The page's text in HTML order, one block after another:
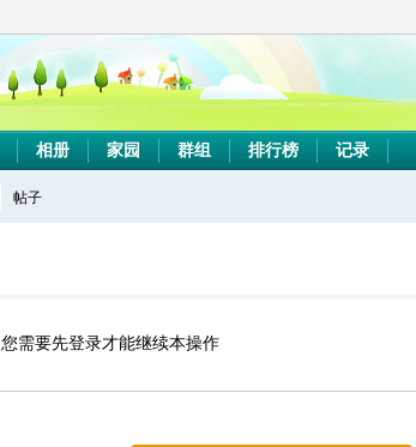
相册 家园 群组 排行榜 记录
帖子
索
您需要先登录才能继续本操作